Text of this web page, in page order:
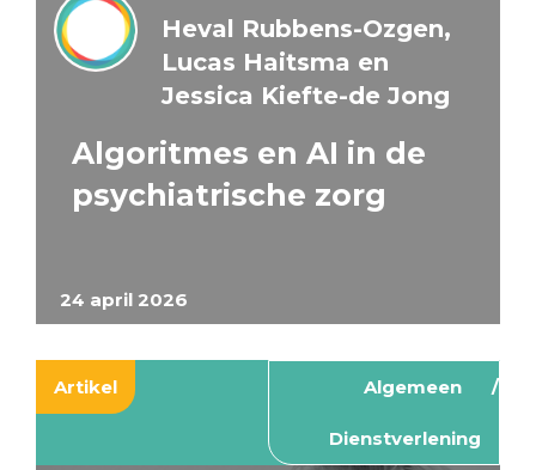
24 april 2026
Heval Rubbens-Ozgen,
Lucas Haitsma en
Jessica Kiefte-de Jong
Algoritmes en AI in de
psychiatrische zorg
Artikel Algemeen
Dienstverlening